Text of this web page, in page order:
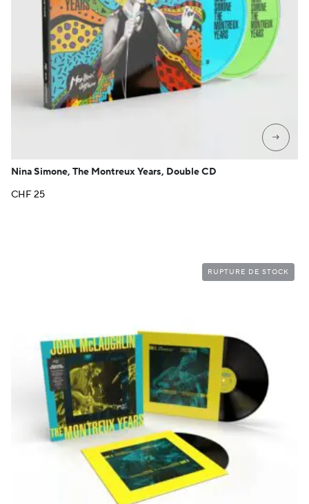
→
Nina Simone, The Montreux Years, Double CD
CHF25
RUPTURE DE STOCK